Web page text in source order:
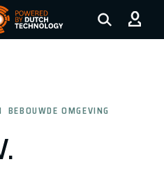
to the homepage
BEBOUWDE OMGEVING